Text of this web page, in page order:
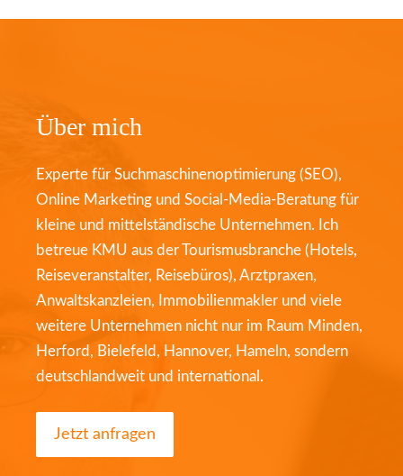
Über mich
Experte für Suchmaschinenoptimierung (SEO),
Online Marketing und Social-Media-Beratung für
kleine und mittelständische Unternehmen. Ich
betreue KMU aus der Tourismusbranche (Hotels,
Reiseveranstalter, Reisebüros), Arztpraxen,
Anwaltskanzleien, Immobilienmakler und viele
weitere Unternehmen nicht nur im Raum Minden,
Herford, Bielefeld, Hannover, Hameln, sondern
deutschlandweit und international.
Jetzt anfragen